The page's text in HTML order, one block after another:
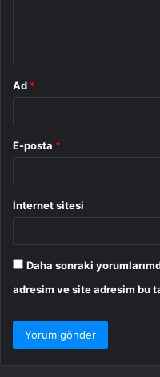
Ad *
E-posta *
İnternet sitesi
Daha sonraki
adresim ve site adresim bu